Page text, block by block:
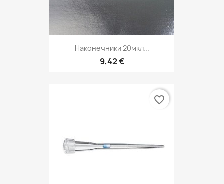
Наконечники 20мкл...
9,42 €
favorite_border